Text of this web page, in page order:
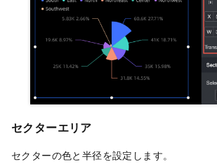
セクターエリア
セクターの色と半径を設定します。